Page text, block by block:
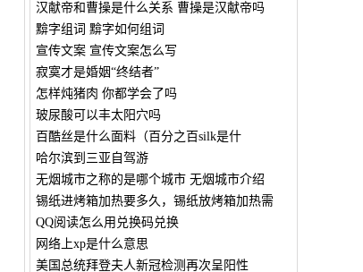
汉献帝和曹操是什么关系 曹操是汉献帝吗
黭字组词 黭字如何组词
宣传文案 宣传文案怎么写
寂寞才是婚姻“终结者”
怎样炖猪肉 你都学会了吗
玻尿酸可以丰太阳穴吗
百酷丝是什么面料（百分之百silk是什
哈尔滨到三亚自驾游
无烟城市之称的是哪个城市 无烟城市介绍
锡纸进烤箱加热要多久，锡纸放烤箱加热需
QQ阅读怎么用兑换码兑换
网络上xp是什么意思
美国总统拜登夫人新冠检测再次呈阳性